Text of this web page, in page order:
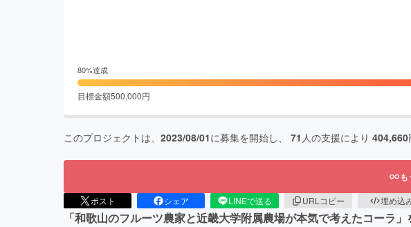
80%達成
目標金額500,000円
このプロジェクトは、 2023/08/01に募集を開始し、 71 人の支援により 404,660
ポスト シェア LINEで送る URLコピー 埋め込
「和歌山のフルーツ農家と近畿大学附属農場が本気で考えたコーラ